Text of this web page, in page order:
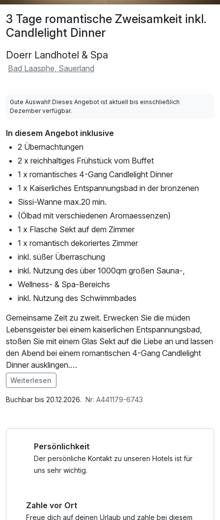
3 Tage romantische Zweisamkeit inkl.
Candlelight Dinner
Doerr Landhotel & Spa
Bad Laasphe, Sauerland
Gute Auswahl! Dieses Angebot ist aktuell bis einschließlich
Dezember verfügbar.
In diesem Angebot inklusive
2 Übernachtungen
2 x reichhaltiges Frühstück vom Buffet
1 x romantisches 4-Gang Candlelight Dinner
1 x Kaiserliches Entspannungsbad in der bronzenen
Sissi-Wanne max.20 min.
(Ölbad mit verschiedenen Aromaessenzen)
1 x Flasche Sekt auf dem Zimmer
1 x romantisch dekoriertes Zimmer
inkl. süßer Überraschung
inkl. Nutzung des über 1000qm großen Sauna-,
Wellness- & Spa-Bereichs
inkl. Nutzung des Schwimmbades
Gemeinsame Zeit zu zweit. Erwecken Sie die müden
Lebensgeister bei einem kaiserlichen Entspannungsbad,
stoßen Sie mit einem Glas Sekt auf die Liebe an und lassen
den Abend bei einem romantischen 4-Gang Candlelight
Dinner ausklingen.
Ein wahrlich „kaiserliches“ Wellnessvergnügen zum
Genießen. Nach dem Kaiserbad fühlen Sie sich garantiert
Öle und pflegende Essenzen aufzunehmen. Das
Entspannungserlebnis in der bronzenen Sissi-Wanne ist
unübertroffen.
Im Angebot enthalten
1 Flasche Mineralwasser, Parkplatz, Nutzung des
Weiterlesen
Buchbar bis 20.12.2026. Nr: A441179-6743
Persönlichkeit
Der persönliche Kontakt zu unseren Hotels ist für
uns sehr wichtig.
Zahle vor Ort
Freue dich auf deinen Urlaub und zahle bei diesem